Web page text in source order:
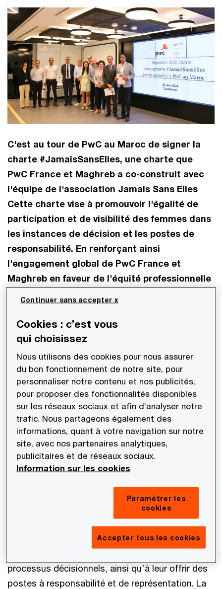
C'est au tour de PwC au Maroc de signer la
charte #JamaisSansElles, une charte que
PwC France et Maghreb a co-construit avec
l'équipe de l'association Jamais Sans Elles
Cette charte vise à promouvoir l'égalité de
participation et de visibilité des femmes dans
les instances de décision et les postes de
responsabilité. En renforçant ainsi
l'engagement global de PwC France et
Maghreb en faveur de l'équité professionnelle
du conseil et de l'audit au Maroc à s'engager
aux côtés de #JamaisSansElles.
Un partenariat collectif avec Jamais
Sans Elles pour un engagement
individuel renforcé
Pour instaurer un réel changement et surmonter
les obstacles professionnels auxquels les
femmes font face, #JamaisSansElles s'engage
pleinement dans deux domaines clés : la visibilité
représentation dans les instances de
gouvernance. Depuis sa création en 2016, cette
association propose de manière pragmatique des
actions concrètes visant à promouvoir l'égalité de
processus décisionnels, ainsi qu'à leur offrir des
postes à responsabilité et de représentation. La
Cookies : c’est vous
qui choisissez
Nous utilisons des cookies pour nous assurer
du bon fonctionnement de notre site, pour
personnaliser notre contenu et nos publicités,
pour proposer des fonctionnalités disponibles
sur les réseaux sociaux et afin d’analyser notre
trafic. Nous partageons également des
informations, quant à votre navigation sur notre
site, avec nos partenaires analytiques,
publicitaires et de réseaux sociaux.
Information sur les cookies
Paramétrer les
cookies
Accepter tous les cookies
Continuer sans accepter x